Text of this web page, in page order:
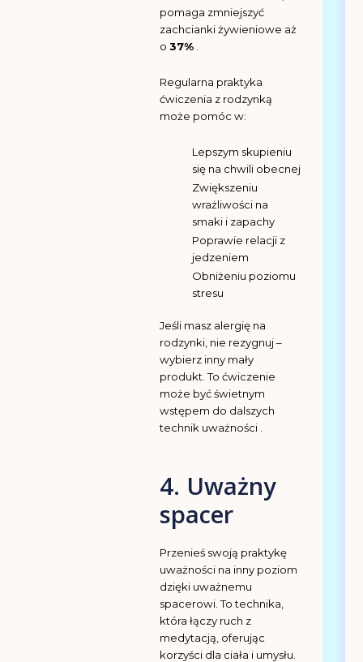
pomaga zmniejszyć
zachcianki żywieniowe aż
o37%
Regularna praktyka
ćwiczenia z rodzynką
może pomóc w:
Lepszym skupieniu
się na chwili obecnej
Zwiększeniu
wrażliwości na
smaki i zapachy
Poprawie relacji z
jedzeniem
Obniżeniu poziomu
stresu
Jeśli masz alergię na
rodzynki, nie rezygnuj –
wybierz inny mały
produkt. To ćwiczenie
może być świetnym
wstępem do dalszych
technik uważności .
4. Uważny
spacer
Przenieś swoją praktykę
uważności na inny poziom
dzięki uważnemu
spacerowi. To technika,
która łączy ruch z
medytacją, oferując
korzyści dla ciała i umysłu.